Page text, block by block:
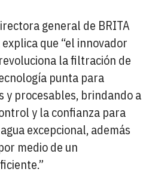
general de BRITA
que “el innovador
la filtración de
punta para
y procesables, brindando a
y la confianza para
excepcional, además
medio de un